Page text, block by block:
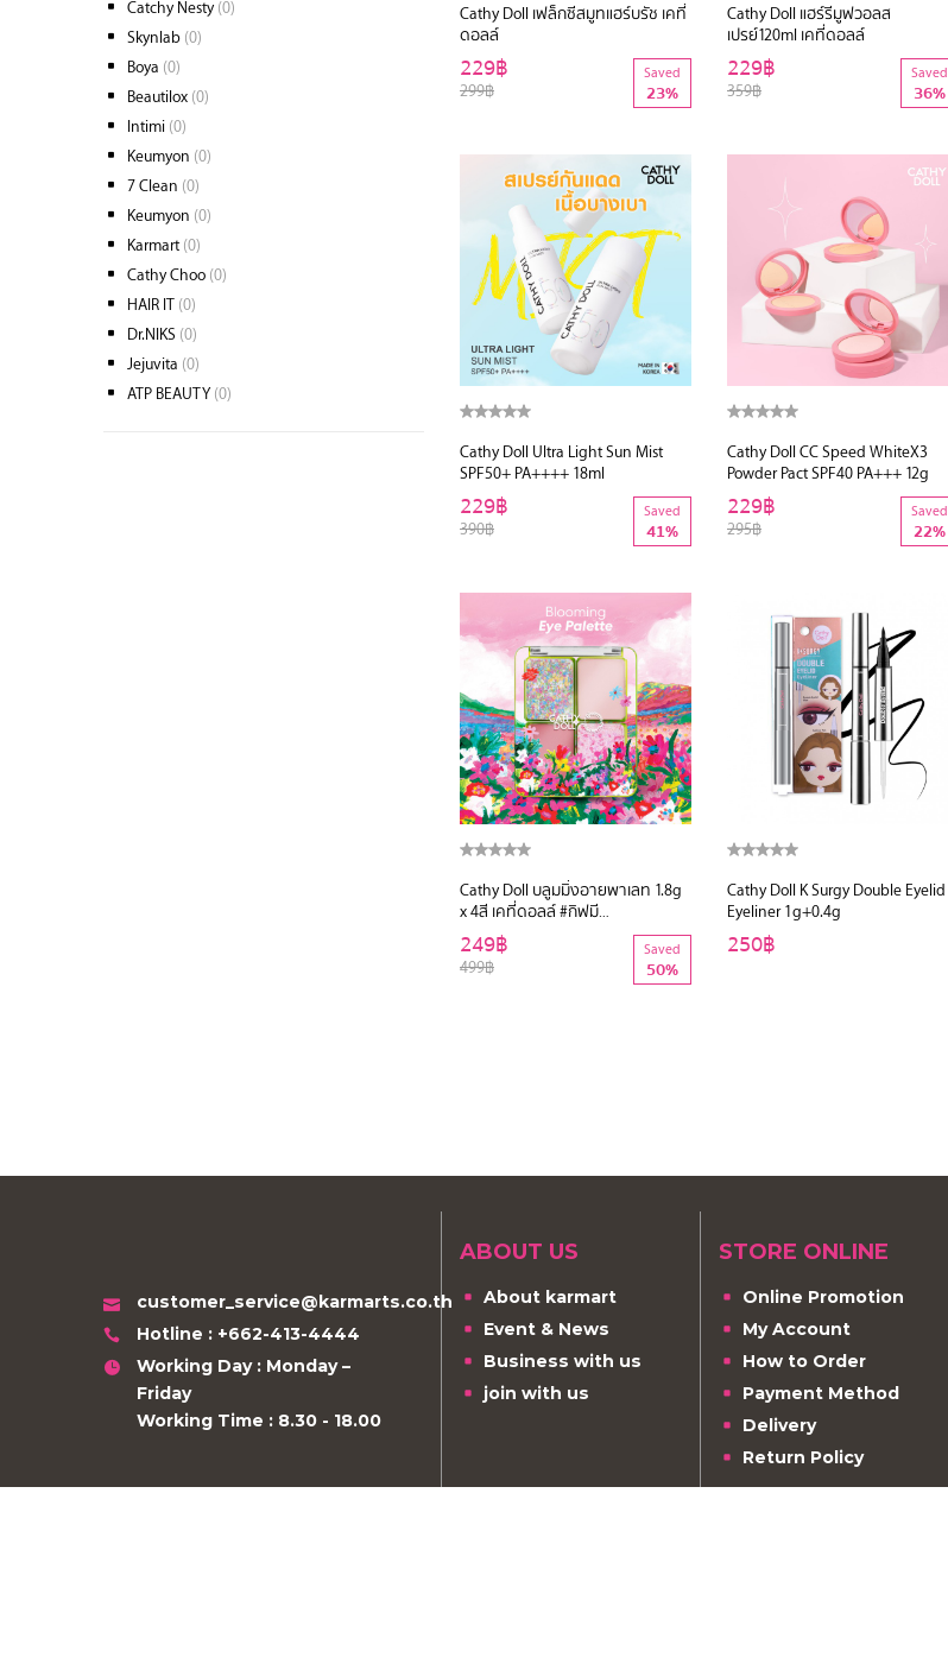
Catchy Nesty (0)
Skynlab (0)
Boya (0)
Beautilox (0)
Intimi (0)
Keumyon (0)
7 Clean (0)
Keumyon (0)
Karmart (0)
Cathy Choo (0)
HAIR IT (0)
Dr.NIKS (0)
Jejuvita (0)
ATP BEAUTY (0)
Cathy Doll เฟล็กซีสมูทแฮร์บรัช เคที่
ดอลล์
299฿
229฿ Saved
23%
Cathy Doll แฮร์รีมูฟวอลส
เปรย์120ml เคที่ดอลล์
359฿
229฿ Saved
36%
Cathy Doll Ultra Light Sun Mist
SPF50+ PA++++ 18ml
390฿
229฿ Saved
41%
Cathy Doll CC Speed WhiteX3
Powder Pact SPF40 PA+++ 12g
295฿
229฿ Saved
22%
Cathy Doll บลูมมิ่งอายพาเลท 1.8g
x 4สี เคที่ดอลล์ #กิฟมี
มิวเซียม#GIVEMEMESEUMS#GMM#OCEAN
OF HEARTS
499฿
249฿ Saved
50%
Cathy Doll K Surgy Double Eyelid
Eyeliner 1g+0.4g
250฿
customer_service@karmarts.co.th
Hotline : +662-413-4444
Working Day : Monday –
Friday
Working Time : 8.30 - 18.00
ABOUT US
About karmart
Event & News
Business with us
join with us
STORE ONLINE
Online Promotion
My Account
How to Order
Payment Method
Delivery
Return Policy